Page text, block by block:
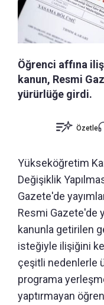
Öğrenci affına
kanun, Resmi
yürürlüğe girdi.
Özetle
Yükseköğretim
Değişiklik
Gazete'de
Resmi Gazete'de
kanunla getirilen
isteğiyle ilişiğini
çeşitli nedenlerle
programa
yaptırmayan